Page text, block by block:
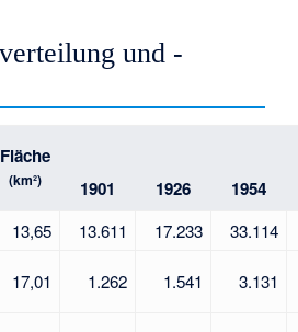
und -
Fläche
(km²) 1901 1926 1954
13,65 13.611 17.233
33.114
17,01 1.262 1.541 3.131